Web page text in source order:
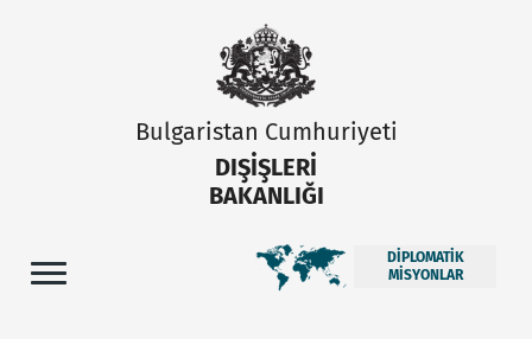
Bulgaristan Cumhuriyeti
DIŞIŞLERI
BAKANLIĞI
DIPLOMATIK
MISYONLAR